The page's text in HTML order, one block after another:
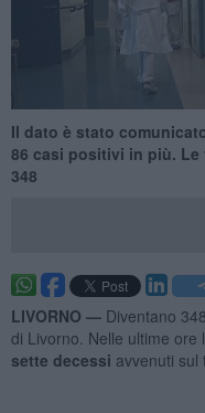
Il dato è stato
86 casi positivi in più.
348
LIVORNO — Diventano
di Livorno. Nelle ultime ore
sette decessi avvenuti sul